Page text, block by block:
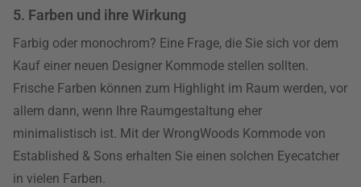
5. Farben und ihre Wirkung
Farbig oder monochrom? Eine Frage, die Sie sich vor dem
Kauf einer neuen Designer Kommode stellen sollten.
Frische Farben können zum Highlight im Raum werden, vor
allem dann, wenn Ihre Raumgestaltung eher
minimalistisch ist. Mit der WrongWoods Kommode von
Established & Sons erhalten Sie einen solchen Eyecatcher
in vielen Farben.